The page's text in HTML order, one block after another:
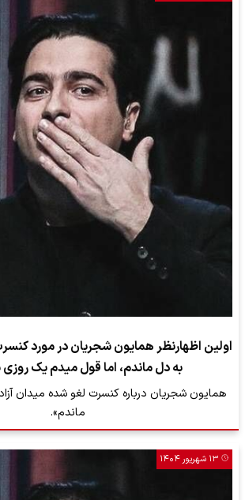
اولین اظهارنظر همایون شجریان در مورد
به دل ماندم، اما قول میدم یک روزی
همایون شجریان درباره کنسرت لغو شده میدان
ماندم».
۱۳ شهریور ۱۴۰۴